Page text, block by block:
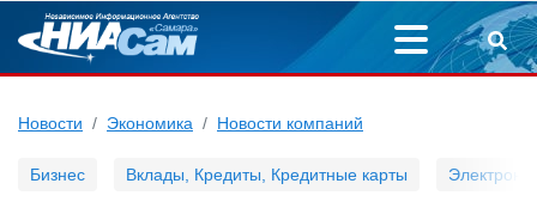
Новости Экономика Новости компаний
Бизнес Вклады, Кредиты, Кредитные карты